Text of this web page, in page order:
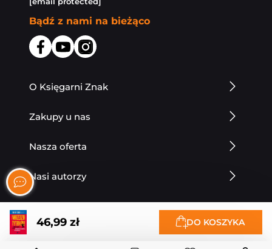
46,99 zł DO KOSZYKA
Bądź z nami na bieżąco
O Księgarni Znak
Zakupy u nas
Nasza oferta
Nasi autorzy